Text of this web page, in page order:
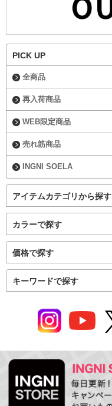
PICK UP
全商品
再入荷商品
WEB限定商品
売れ筋商品
INGNI SOELA
アイテムカテゴリから探す
カラーで探す
価格で探す
キーワードで探す